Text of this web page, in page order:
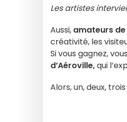
Les artistes
Aussi, amateurs
créativité, les
Si vous gagnez,
d’Aéroville,qui
Alors, un, deux,